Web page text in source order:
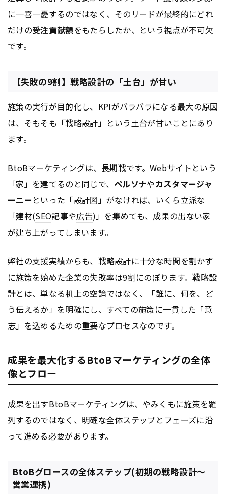
に一喜一憂するのではなく、そのリードが最終的にどれ
だけの受注貢献額をもたらしたか、という視点が不可欠
です。
【失敗の9割】戦略設計の「土台」が甘い
施策の実行が目的化し、 KPIがバラバラになる最大の原因
は、そもそも「戦略設計」という土台が甘いことにあり
ます。
BtoBマーケティングは、長期戦です。Webサイト という
「家」を建てるのと同じで、 ペルソナやカスタマージャ
ーニー といった「設計図」がなければ、いくら立派な
「建材(SEO記事や広告)」を集めても、成果の出ない家
が建ち上がってしまいます。
弊社の支援実績からも、戦略設計に十分な時間を割かず
に施策を始めた企業の失敗率は9割にのぼります。戦略設
計とは、単なる机上の空論ではなく、「誰に、何を、ど
う伝えるか」を明確にし、すべての施策に一貫した「意
志」を込めるための重要なプロセスなのです。
成果を最大化するBtoBマーケティングの全体
像とフロー
成果を出すBtoBマーケティングは、やみくもに施策を羅
列するのではなく、明確な全体ステップとフェーズに沿
って進める必要があります。
BtoBグロースの全体ステップ(初期の戦略設計〜
営業連携)